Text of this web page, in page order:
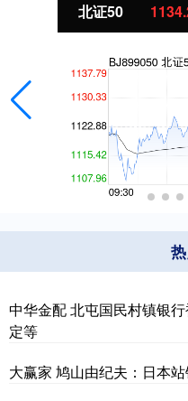
北证50
中华金配 北屯国民村镇银
定等
大赢家 鸠山由纪夫：日本